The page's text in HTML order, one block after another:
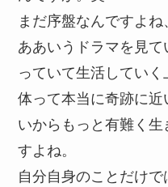
まだ序盤なんですよね
ああいうドラマを見
っていて生活してい
体って本当に奇跡に
いからもっと有難く
すよね。
自分自身のことだけ